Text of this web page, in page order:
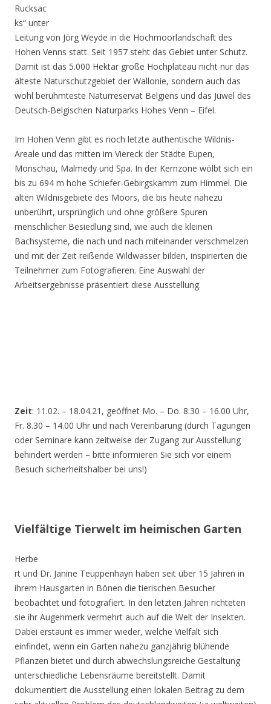
Rucksac
ks“ unter
Leitung von Jörg Weyde in die Hochmoorlandschaft des
Hohen Venns statt. Seit 1957 steht das Gebiet unter Schutz.
Damit ist das 5.000 Hektar große Hochplateau nicht nur das
älteste Naturschutzgebiet der Wallonie, sondern auch das
wohl berühmteste Naturreservat Belgiens und das Juwel des
Deutsch-Belgischen Naturparks Hohes Venn – Eifel.
Im Hohen Venn gibt es noch letzte authentische Wildnis-
Areale und das mitten im Viereck der Städte Eupen,
Monschau, Malmedy und Spa. In der Kernzone wölbt sich ein
bis zu 694 m hohe Schiefer-Gebirgskamm zum Himmel. Die
alten Wildnisgebiete des Moors, die bis heute nahezu
unberührt, ursprünglich und ohne größere Spuren
menschlicher Besiedlung sind, wie auch die kleinen
Bachsysteme, die nach und nach miteinander verschmelzen
und mit der Zeit reißende Wildwasser bilden, inspirierten die
Teilnehmer zum Fotografieren. Eine Auswahl der
Arbeitsergebnisse präsentiert diese Ausstellung.
Zeit: 11.02. – 18.04.21, geöffnet Mo. – Do. 8.30 – 16.00 Uhr,
Fr. 8.30 – 14.00 Uhr und nach Vereinbarung (durch Tagungen
oder Seminare kann zeitweise der Zugang zur Ausstellung
behindert werden – bitte informieren Sie sich vor einem
Besuch sicherheitshalber bei uns!)
Vielfältige Tierwelt im heimischen Garten
Herbe
rt und Dr. Janine Teuppenhayn haben seit über 15 Jahren in
ihrem Hausgarten in Bönen die tierischen Besucher
beobachtet und fotografiert. In den letzten Jahren richteten
sie ihr Augenmerk vermehrt auch auf die Welt der Insekten.
Dabei erstaunt es immer wieder, welche Vielfalt sich
einfindet, wenn ein Garten nahezu ganzjährig blühende
Pflanzen bietet und durch abwechslungsreiche Gestaltung
unterschiedliche Lebensräume bereitstellt. Damit
dokumentiert die Ausstellung einen lokalen Beitrag zu dem